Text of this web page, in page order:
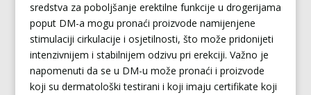
sredstva za poboljšanje erektilne funkcije u drogerijama
poput DM-a mogu pronaći proizvode namijenjene
stimulaciji cirkulacije i osjetilnosti, što može pridonijeti
intenzivnijem i stabilnijem odzivu pri erekciji. Važno je
napomenuti da se u DM-u može pronaći i proizvode
koji su dermatološki testirani i koji imaju certifikate koji